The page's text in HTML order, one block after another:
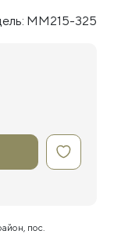
MM215-325
пос.